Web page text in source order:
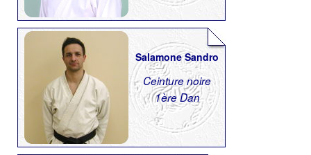
Salamone Sandro
Ceinture noire
1ère Dan